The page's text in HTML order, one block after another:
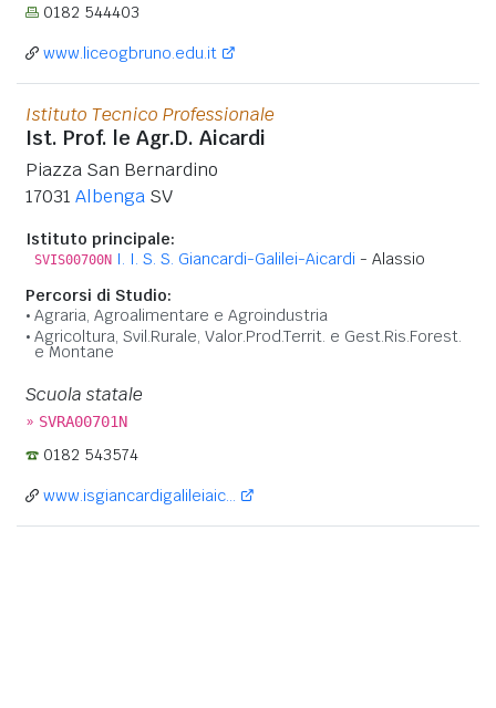
0182 544403
www.liceogbruno.edu.it
Istituto Tecnico Professionale
Ist. Prof. le Agr.D. Aicardi
Piazza San Bernardino
17031 Albenga SV
Istituto principale:
SVIS00700N I. I. S. S. Giancardi-Galilei-Aicardi - Alassio
Percorsi di Studio:
Agraria, Agroalimentare e Agroindustria
Agricoltura, Svil.Rurale, Valor.Prod.Territ. e Gest.Ris.Forest.
e Montane
Scuola statale
» SVRA00701N
0182 543574
www.isgiancardigalileiaic...